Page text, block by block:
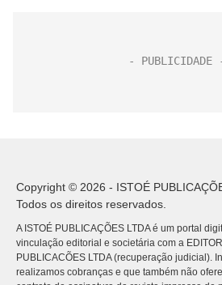
Copyright © 2026 - ISTOÉ
Todos os direitos reservados.
A ISTOÉ PUBLICAÇÕES LTDA é um portal
vinculação editorial e societária com a
PUBLICACÕES LTDA (recuperação judicial).
realizamos cobranças e que também não